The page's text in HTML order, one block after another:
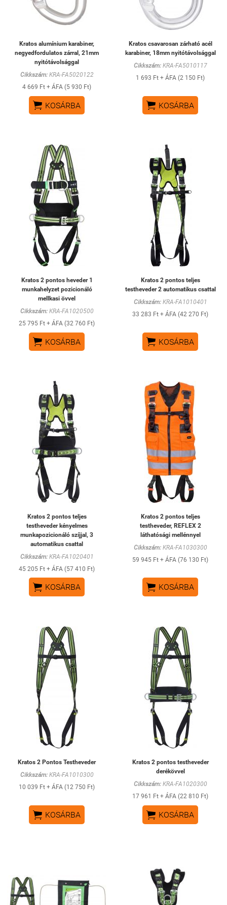
Kratos alumínium karabiner,
negyedfordulatos zárral, 21mm
nyitótávolsággal
Cikkszám:KRA-FA5020122
4 669 Ft + ÁFA (5 930 Ft)
 KOSÁRBA
Kratos csavarosan zárható acél
karabiner, 18mm nyitótávolsággal
Cikkszám:KRA-FA5010117
1 693 Ft + ÁFA (2 150 Ft)
 KOSÁRBA
Kratos 2 pontos heveder 1
munkahelyzet pozicionáló
mellkasi övvel
Cikkszám:KRA-FA1020500
25 795 Ft + ÁFA (32 760 Ft)
 KOSÁRBA
Kratos 2 pontos teljes
testheveder 2 automatikus csattal
Cikkszám:KRA-FA1010401
33 283 Ft + ÁFA (42 270 Ft)
 KOSÁRBA
Kratos 2 pontos teljes
testheveder kényelmes
munkapozicionáló szíjjal, 3
automatikus csattal
Cikkszám:KRA-FA1020401
45 205 Ft + ÁFA (57 410 Ft)
 KOSÁRBA
Kratos 2 pontos teljes
testheveder, REFLEX 2
láthatósági mellénnyel
Cikkszám:KRA-FA1030300
59 945 Ft + ÁFA (76 130 Ft)
 KOSÁRBA
Kratos 2 Pontos Testheveder
Cikkszám:KRA-FA1010300
10 039 Ft + ÁFA (12 750 Ft)
 KOSÁRBA
Kratos 2 pontos testheveder
derékövvel
Cikkszám:KRA-FA1020300
17 961 Ft + ÁFA (22 810 Ft)
 KOSÁRBA